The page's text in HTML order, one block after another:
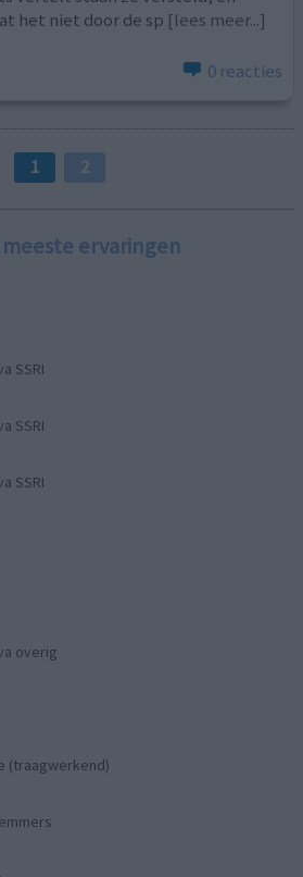
het niet door de sp [lees meer...]
0 reacties
1 2
ervaringen
SSRI
SSRI
SSRI
overig
(traagwerkend)